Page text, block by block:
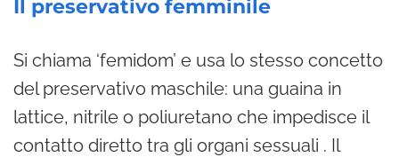
Il preservativo femminile
Si chiama ‘femidom’ e usa lo stesso concetto
del preservativo maschile: una guaina in
lattice, nitrile o poliuretano che impedisce il
contatto diretto tra gli organi sessuali . Il